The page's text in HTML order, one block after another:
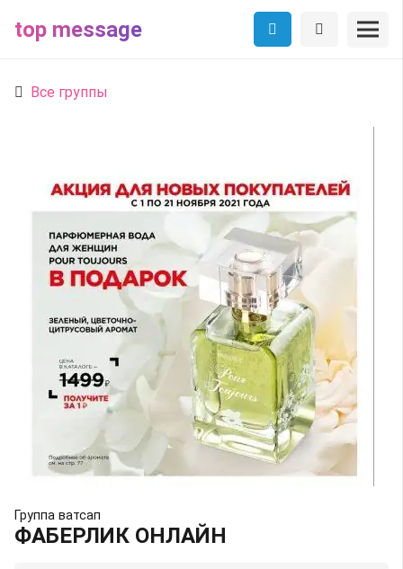
top message
Все группы
Группа ватсап
ФАБЕРЛИК ОНЛАЙН